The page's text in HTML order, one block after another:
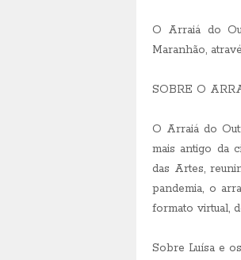
O Arraiá do
Maranhão,
SOBRE O
O Arraiá do
mais antigo da
das Artes,
pandemia, o
formato virtual,
Sobre Luísa e